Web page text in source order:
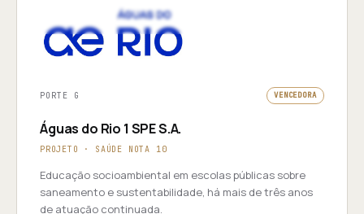
PORTE G VENCEDORA
Águas do Rio 1 SPE S.A.
PROJETO · SAÚDE NOTA 10
Educação socioambiental em escolas públicas sobre
saneamento e sustentabilidade, há mais de três anos
de atuação continuada.